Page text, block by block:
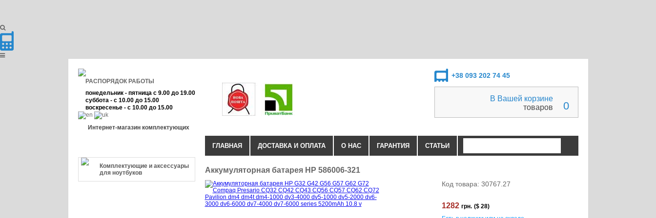
РАСПОРЯДОК РАБОТЫ
понедельник - пятница с 9.00 до 19.00
суббота - с 10.00 до 15.00
воскресенье - с 10.00 до 15.00
Интернет-магазин комплектующих
+38 093 202 74 45
В Вашей корзине
товаров
0
Комплектующие и аксессуары
для ноутбуков
ГЛАВНАЯ ДОСТАВКА И ОПЛАТА О НАС ГАРАНТИЯ СТАТЬИ
Аккумуляторная батарея HP 586006-321
Код товара: 30767.27
1282 грн. ($ 28)